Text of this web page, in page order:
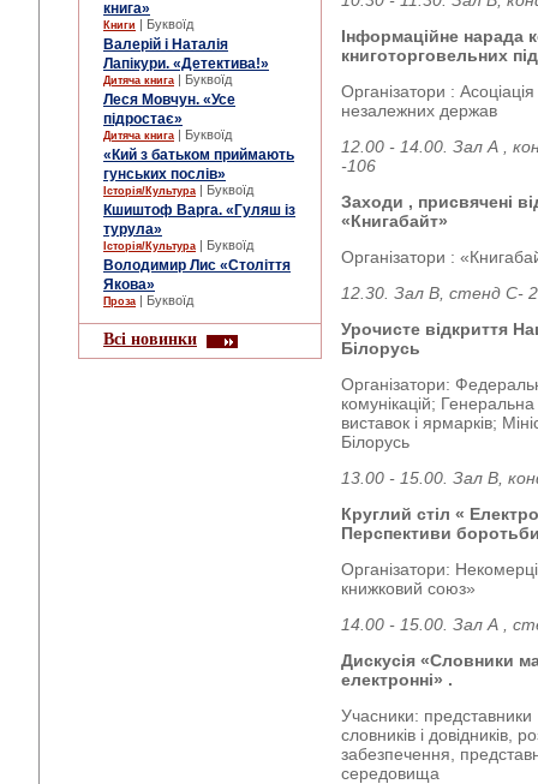
книга»
Книги | Буквоїд
Валерій і Наталія
Лапікури. «Детектива!»
Дитяча книга | Буквоїд
Леся Мовчун. «Усе
підростає»
Дитяча книга | Буквоїд
«Кий з батьком приймають
гунських послів»
Історія/Культура | Буквоїд
Кшиштоф Варга. «Гуляш із
турула»
Історія/Культура | Буквоїд
Володимир Лис «Століття
Якова»
Проза | Буквоїд
Всі новинки
Інформаційне нарада
книготорговельних
Організатори :
незалежних держав
12.00 - 14.00. Зал А ,
-106
Заходи , присвячені
«Книгабайт»
Організатори :
12.30. Зал В, cтенд С-
Урочисте відкриття
Білорусь
Організатори:
комунікацій;
виставок і ярмарків;
Білорусь
13.00 - 15.00. Зал В,
Круглий стіл «
Перспективи
Організатори:
книжковий союз»
14.00 - 15.00. Зал А ,
Дискусія «Словники
електронні» .
Учасники: представники
словників і довідників,
забезпечення,
середовища